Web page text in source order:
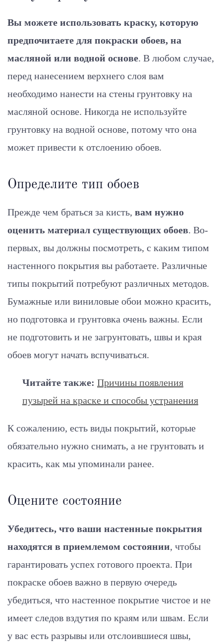
Вы можете использовать краску, которую
предпочитаете для покраски обоев, на
масляной или водной основе. В любом случае,
перед нанесением верхнего слоя вам
необходимо нанести на стены грунтовку на
масляной основе. Никогда не используйте
грунтовку на водной основе, потому что она
может привести к отслоению обоев.
Определите тип обоев
Прежде чем браться за кисть, вам нужно
оценить материал существующих обоев. Во-
первых, вы должны посмотреть, с каким типом
настенного покрытия вы работаете. Различные
типы покрытий потребуют различных методов.
Бумажные или виниловые обои можно красить,
но подготовка и грунтовка очень важны. Если
не подготовить и не загрунтовать, швы и края
обоев могут начать вспучиваться.
Читайте также: Причины появления
пузырей на краске и способы устранения
К сожалению, есть виды покрытий, которые
обязательно нужно снимать, а не грунтовать и
красить, как мы упоминали ранее.
Оцените состояние
Убедитесь, что ваши настенные покрытия
находятся в приемлемом состоянии, чтобы
гарантировать успех готового проекта. При
покраске обоев важно в первую очередь
убедиться, что настенное покрытие чистое и не
имеет следов вздутия по краям или швам. Если
у вас есть разрывы или отслоившиеся швы,